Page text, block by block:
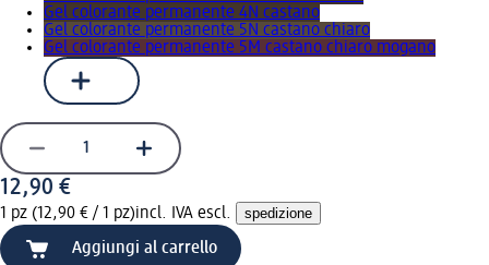
Gel colorante permanente 4N castano
Gel colorante permanente 5N castano chiaro
Gel colorante permanente 5M castano chiaro mogano
12,90 €
1 pz (12,90 € / 1 pz)incl. IVA escl. spedizione
Aggiungi al carrello